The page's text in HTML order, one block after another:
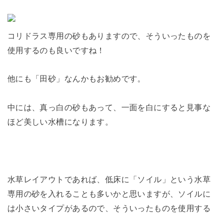
コリドラス専用の砂もありますので、そういったものを
使用するのも良いですね！
他にも「田砂」なんかもお勧めです。
中には、真っ白の砂もあって、一面を白にすると見事な
ほど美しい水槽になります。
水草レイアウトであれば、低床に「ソイル」という水草
専用の砂を入れることも多いかと思いますが、ソイルに
は小さいタイプがあるので、そういったものを使用する